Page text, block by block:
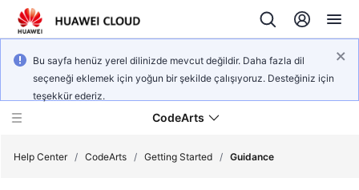
Bu sayfa henüz yerel dilinizde mevcut değildir. Daha fazla dil
seçeneği eklemek için yoğun bir şekilde çalışıyoruz. Desteğiniz için
teşekkür ederiz.
CodeArts
Help Center / CodeArts / Getting Started / Guidance